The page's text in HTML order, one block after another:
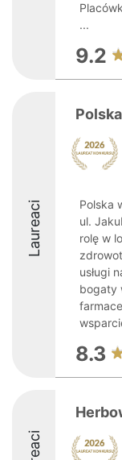
...
9.2
Laureaci
Polska
Polska
ul.
rolę w
usługi
bogaty
8.3